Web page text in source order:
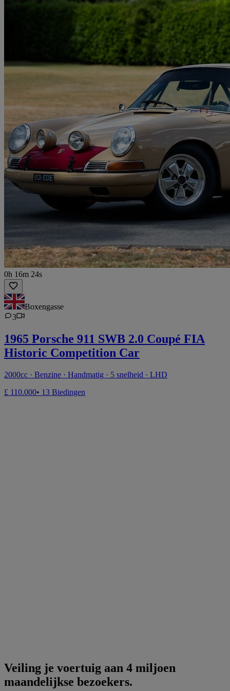
0h 16m 24s
Boxengasse
3
1965 Porsche 911 SWB 2.0 Coupé FIA
Historic Competition Car
2000cc · Benzine · Handmatig · 5 snelheid · LHD
£ 110.000• 13 Biedingen
Veiling je voertuig aan 4 miljoen
maandelijkse bezoekers.